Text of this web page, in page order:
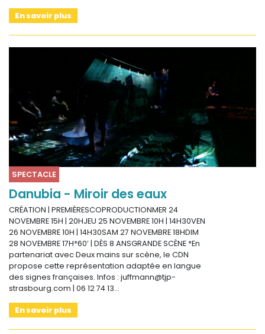
En savoir plus
SPECTACLE
Danubia - Miroir des eaux
CRÉATION | PREMIÈRESCOPRODUCTIONMER 24
NOVEMBRE 15H | 20HJEU 25 NOVEMBRE 10H | 14H30VEN
26 NOVEMBRE 10H | 14H30SAM 27 NOVEMBRE 18HDIM
28 NOVEMBRE 17H*60’ | DÈS 8 ANSGRANDE SCÈNE *En
partenariat avec Deux mains sur scène, le CDN
propose cette représentation adaptée en langue
des signes françaises. Infos : juffmann@tjp-
strasbourg.com | 06 12 74 13…
En savoir plus